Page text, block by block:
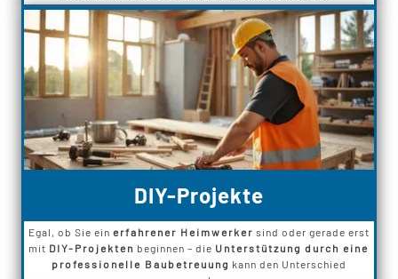
DIY-Projekte
Egal, ob Sie ein erfahrener Heimwerker sind oder gerade erst
mit DIY-Projekten beginnen – die Unterstützung durch eine
professionelle Baubetreuung kann den Unterschied